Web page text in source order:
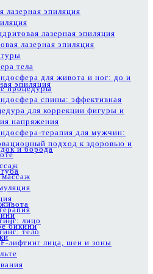
эпиляция
и борода
бикини
лазерная эпиляция
лазерная эпиляция
лазерная эпиляция
тела
для живота и ног: до и
процедуры
спины: эффективная
для коррекции фигуры и
напряжения
терапия для мужчин:
подход к здоровью и
лицо
тело
лифтинг лица, шеи и зоны